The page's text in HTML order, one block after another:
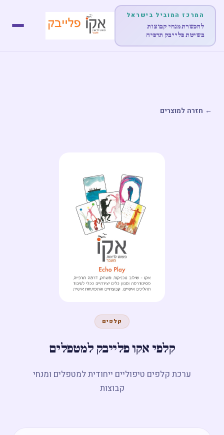
פוסטים
מפגש חשיפה ←
המרכז המוביל בישראל
להכשרת מנחי קבוצות
בשיטת פלייבק תרפיה
← חזרה למוצרים
קלפים
קלפי אקו פלייבק למטפלים
ערכת קלפים טיפוליים ייחודית למטפלים ומנחי
קבוצות